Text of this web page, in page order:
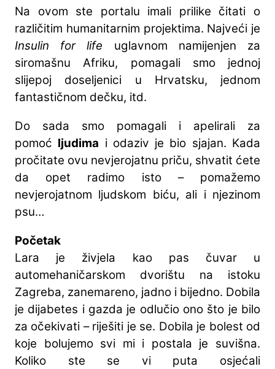
Na ovom ste portalu imali prilike čitati o
različitim humanitarnim projektima. Najveći je
Insulin for life uglavnom namijenjen za
siromašnu Afriku, pomagali smo jednoj
slijepoj doseljenici u Hrvatsku, jednom
fantastičnom dečku, itd.
Do sada smo pomagali i apelirali za
pomoć ljudima i odaziv je bio sjajan. Kada
pročitate ovu nevjerojatnu priču, shvatit ćete
da opet radimo isto – pomažemo
nevjerojatnom ljudskom biću, ali i njezinom
psu…
Početak
Lara je živjela kao pas čuvar u
automehaničarskom dvorištu na istoku
Zagreba, zanemareno, jadno i bijedno. Dobila
je dijabetes i gazda je odlučio ono što je bilo
za očekivati – riješiti je se. Dobila je bolest od
koje bolujemo svi mi i postala je suvišna.
Koliko ste se vi puta osjećali